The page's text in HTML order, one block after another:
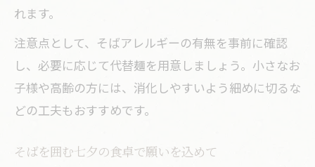
そばで祝う七夕和食の魅力と由来
そばが彩る七夕和食の魅力と深い由来
七夕にそばを使う和食の伝統背景とは
そばで楽しむ七夕和食の特徴とポイント
説
れます。
注意点として、そばアレルギーの有無を事前に確認
し、必要に応じて代替麺を用意しましょう。小さなお
子様や高齢の方には、消化しやすいよう細めに切るな
どの工夫もおすすめです。
そばを囲む七夕の食卓で願いを込めて